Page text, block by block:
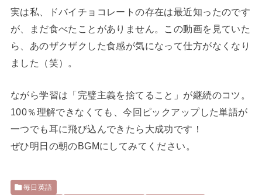
実は私、ドバイチョコレートの存在は最近知ったのです
が、まだ食べたことがありません。この動画を見ていた
ら、あのザクザクした食感が気になって仕方がなくなり
ました（笑）。
ながら学習は「完璧主義を捨てること」が継続のコツ。
100％理解できなくても、今回ピックアップした単語が
一つでも耳に飛び込んできたら大成功です！
ぜひ明日の朝のBGMにしてみてください。
毎日英語